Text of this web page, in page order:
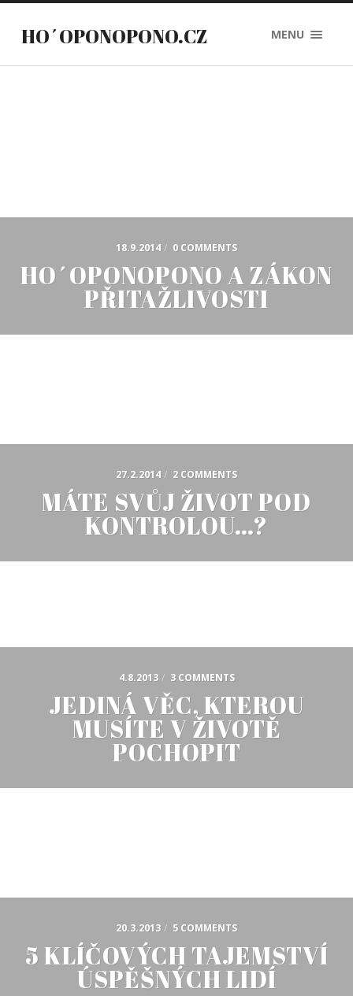
HO´OPONOPONO.CZ MENU
18.9.2014 / 0 COMMENTS
HO´OPONOPONO A ZÁKON
PŘITAŽLIVOSTI
27.2.2014 / 2 COMMENTS
MÁTE SVŮJ ŽIVOT POD
KONTROLOU…?
4.8.2013 / 3 COMMENTS
JEDINÁ VĚC, KTEROU
MUSÍTE V ŽIVOTĚ
POCHOPIT
20.3.2013 / 5 COMMENTS
5 KLÍČOVÝCH TAJEMSTVÍ
ÚSPĚŠNÝCH LIDÍ